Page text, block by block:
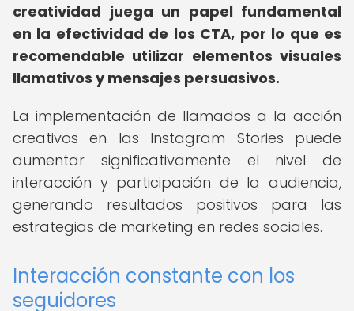
creatividad juega un papel fundamental
en la efectividad de los CTA, por lo que es
recomendable utilizar elementos visuales
llamativos y mensajes persuasivos.
La implementación de llamados a la acción
creativos en las Instagram Stories puede
aumentar significativamente el nivel de
interacción y participación de la audiencia,
generando resultados positivos para las
estrategias de marketing en redes sociales.
Interacción constante con los
seguidores